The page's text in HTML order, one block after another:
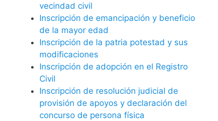
vecindad civil
Inscripción de emancipación y beneficio
de la mayor edad
Inscripción de la patria potestad y sus
modificaciones
Inscripción de adopción en el Registro
Civil
Inscripción de resolución judicial de
provisión de apoyos y declaración del
concurso de persona física